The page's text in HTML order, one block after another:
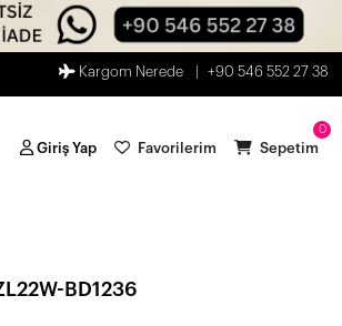
Kargom Nerede +90 546 552 27 38
Giriş Yap Favorilerim
0
Sepetim
BD1236